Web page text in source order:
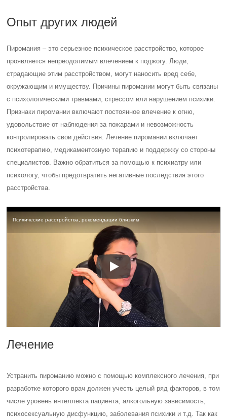
Опыт других людей
Пиромания – это серьезное психическое расстройство, которое
проявляется непреодолимым влечением к поджогу. Люди,
страдающие этим расстройством, могут наносить вред себе,
окружающим и имуществу. Причины пиромании могут быть связаны
с психологическими травмами, стрессом или нарушением психики.
Признаки пиромании включают постоянное влечение к огню,
удовольствие от наблюдения за пожарами и невозможность
контролировать свои действия. Лечение пиромании включает
психотерапию, медикаментозную терапию и поддержку со стороны
специалистов. Важно обратиться за помощью к психиатру или
психологу, чтобы предотвратить негативные последствия этого
расстройства.
Психические расстройства, рекомендации близким
Лечение
Устранить пироманию можно с помощью комплексного лечения, при
разработке которого врач должен учесть целый ряд факторов, в том
числе уровень интеллекта пациента, алкогольную зависимость,
психосексуальную дисфункцию, заболевания психики и т.д. Так как